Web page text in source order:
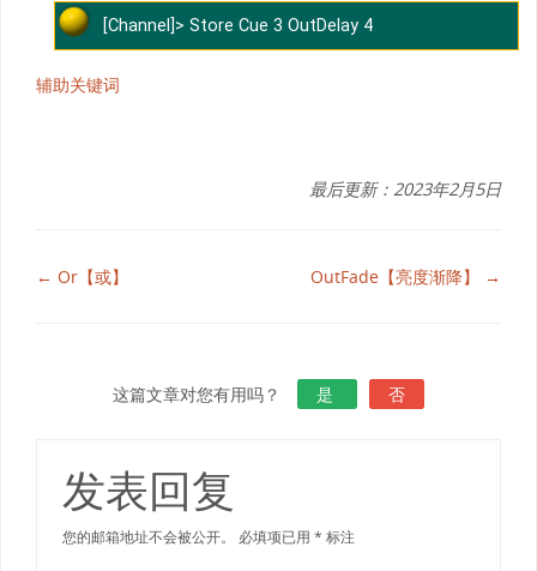
[Channel]> Store Cue 3 OutDelay 4
辅助关键词
最后更新：2023年2月5日
← Or【或】 OutFade【亮度渐降】 →
这篇文章对您有用吗？ 是 否
发表回复
您的邮箱地址不会被公开。 必填项已用* 标注